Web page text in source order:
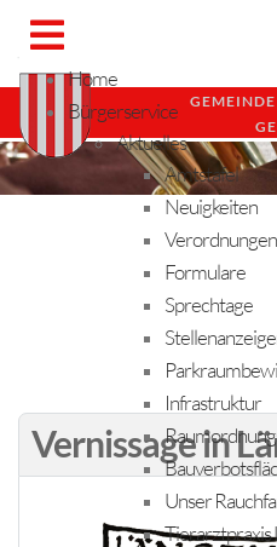
Home
Bürgerservice
Aktuelles
Amtstafel
Neuigkeiten
Verordnungen
Formulare
Sprechtage
Infrastruktur
Unser
Tierarztpraxis
Vernissage in